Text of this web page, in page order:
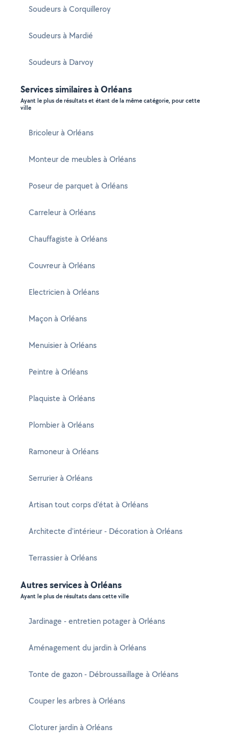
Soudeurs à Corquilleroy
Soudeurs à Mardié
Soudeurs à Darvoy
Services similaires à Orléans
Ayant le plus de résultats et étant de la même catégorie, pour cette
ville
Bricoleur à Orléans
Monteur de meubles à Orléans
Poseur de parquet à Orléans
Carreleur à Orléans
Chauffagiste à Orléans
Couvreur à Orléans
Electricien à Orléans
Maçon à Orléans
Menuisier à Orléans
Peintre à Orléans
Plaquiste à Orléans
Plombier à Orléans
Ramoneur à Orléans
Serrurier à Orléans
Artisan tout corps d'état à Orléans
Architecte d'intérieur - Décoration à Orléans
Terrassier à Orléans
Autres services à Orléans
Ayant le plus de résultats dans cette ville
Jardinage - entretien potager à Orléans
Aménagement du jardin à Orléans
Tonte de gazon - Débroussaillage à Orléans
Couper les arbres à Orléans
Cloturer jardin à Orléans